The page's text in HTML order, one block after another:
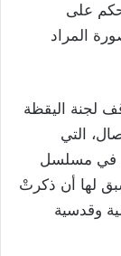
على
المراد
لجنة اليقظة
التي
في مسلسل
لها أن ذكرتْ
وقدسية